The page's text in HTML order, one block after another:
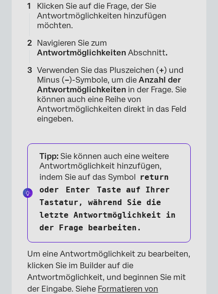
Klicken Sie auf die Frage, der Sie
Antwortmöglichkeiten hinzufügen
möchten.
Navigieren Sie zum
Antwortmöglichkeiten Abschnitt.
Verwenden Sie das Pluszeichen (+) und
Minus (–)-Symbole, um die Anzahl der
Antwortmöglichkeiten in der Frage. Sie
können auch eine Reihe von
Antwortmöglichkeiten direkt in das Feld
eingeben.
Tipp: Sie können auch eine weitere
Antwortmöglichkeit hinzufügen,
indem Sie auf das Symbol return
oder
Enter
Taste auf Ihrer
Tastatur, während Sie die
letzte Antwortmöglichkeit in
der Frage bearbeiten.
Um eine Antwortmöglichkeit zu bearbeiten,
klicken Sie im Builder auf die
Antwortmöglichkeit, und beginnen Sie mit
der Eingabe. Siehe Formatieren von